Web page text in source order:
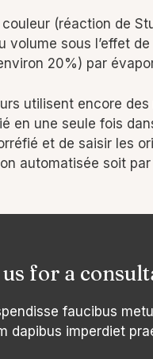
(réaction de
volume sous l’effet
20%) par
utilisent encore
en une seule fois
et de saisir les
automatisée soit
for a
faucibus
dapibus imperdiet